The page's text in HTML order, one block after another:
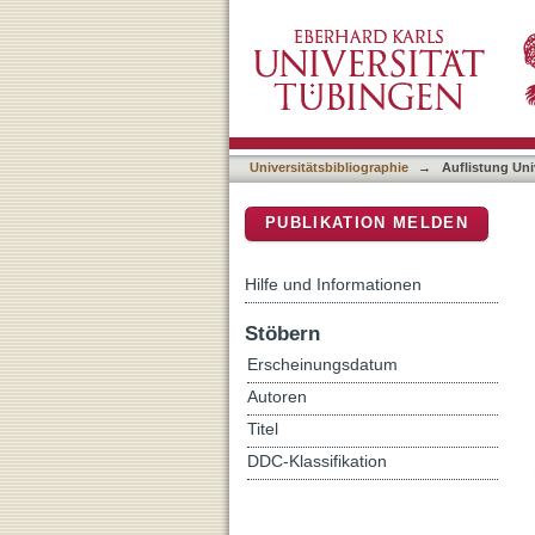
Universitätsbibliographie → Auflistung
PUBLIKATION MELDEN
Hilfe und Informationen
Stöbern
Erscheinungsdatum
Autoren
Titel
DDC-Klassifikation